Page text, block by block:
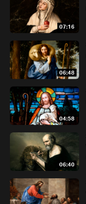
07:16
06:48
04:58
06:40